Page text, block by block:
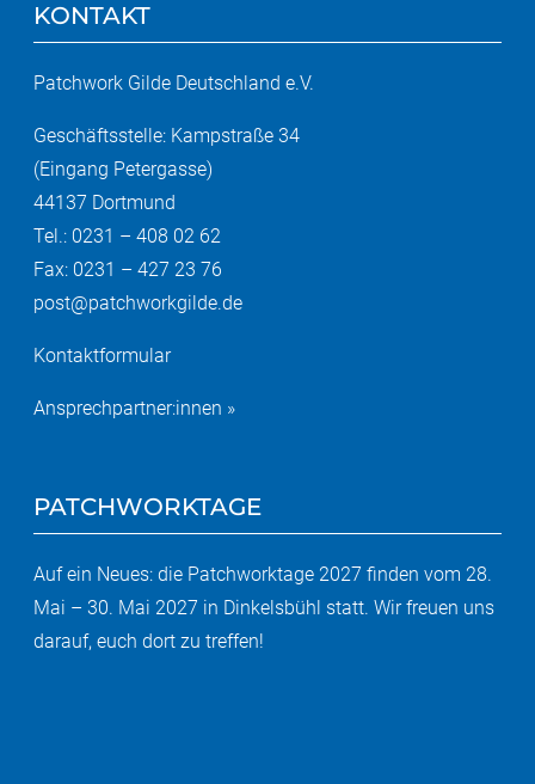
KONTAKT
Patchwork Gilde Deutschland e.V.
Geschäftsstelle: Kampstraße 34
(Eingang Petergasse)
44137 Dortmund
Tel.: 0231 – 408 02 62
Fax: 0231 – 427 23 76
post@patchworkgilde.de
Kontaktformular
Ansprechpartner:innen »
PATCHWORKTAGE
Auf ein Neues: die Patchworktage 2027 finden vom 28.
Mai – 30. Mai 2027 in Dinkelsbühl statt. Wir freuen uns
darauf, euch dort zu treffen!